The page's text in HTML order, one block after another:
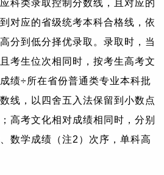
科类录取控制分数线，且对应的
对应的省级统考本科合格线，依
分到低分择优录取。录取时，当
考生位次相同时，按考生高考文
绩÷所在省份普通类专业本科批
线，以四舍五入法保留到小数点
高考文化相对成绩相同时，分别
数学成绩（注2）次序，单科高